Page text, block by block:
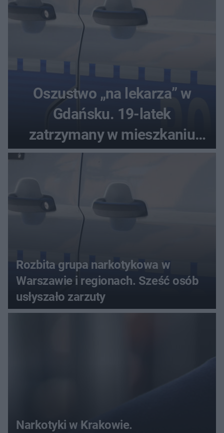
Oszustwo „na lekarza” w
Gdańsku. 19-latek
zatrzymany w mieszkaniu
seniora
Rozbita grupa narkotykowa w
Warszawie i regionach. Sześć osób
usłyszało zarzuty
Narkotyki w Krakowie.